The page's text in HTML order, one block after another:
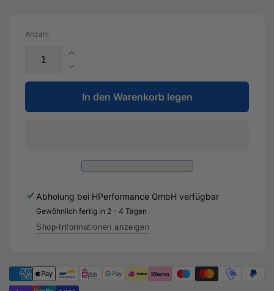
Anzahl
Erhöhe
die
Menge
für
ACL
TSI/2L
TFSI(CCTA)/2.5LTTRS
4B5562H
Verringere
die
Menge
für
1.8L
TSI/2L
-
4B5562H
In den Warenkorb legen
Abholung bei HPerformance GmbH verfügbar
Gewöhnlich fertig in 2 - 4 Tagen
Shop-Informationen anzeigen